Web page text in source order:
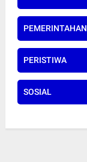
PEMERINTAHAN
PERISTIWA
SOSIAL